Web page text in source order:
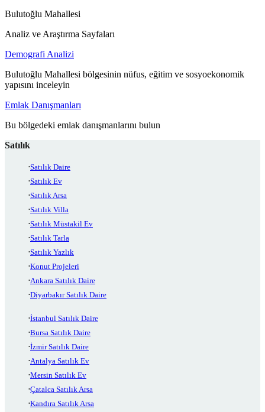
Bulutoğlu Mahallesi
Analiz ve Araştırma Sayfaları
Demografi Analizi
Bulutoğlu Mahallesi bölgesinin nüfus, eğitim ve sosyoekonomik
yapısını inceleyin
Emlak Danışmanları
Bu bölgedeki emlak danışmanlarını bulun
Satılık
Satılık Daire
Satılık Ev
Satılık Arsa
Satılık Villa
Satılık Müstakil Ev
Satılık Tarla
Satılık Yazlık
Konut Projeleri
Ankara Satılık Daire
Diyarbakır Satılık Daire
İstanbul Satılık Daire
Bursa Satılık Daire
İzmir Satılık Daire
Antalya Satılık Ev
Mersin Satılık Ev
Çatalca Satılık Arsa
Kandıra Satılık Arsa